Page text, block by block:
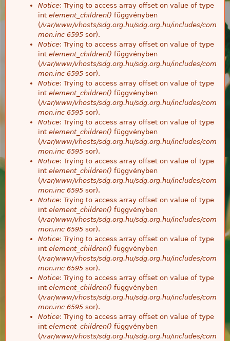
Notice: Trying to access array offset on value of type
int element_children() függvényben
(/var/www/vhosts/sdg.org.hu/sdg.org.hu/includes/com
mon.inc 6595 sor).
Notice: Trying to access array offset on value of type
int element_children() függvényben
(/var/www/vhosts/sdg.org.hu/sdg.org.hu/includes/com
mon.inc 6595 sor).
Notice: Trying to access array offset on value of type
int element_children() függvényben
(/var/www/vhosts/sdg.org.hu/sdg.org.hu/includes/com
mon.inc 6595 sor).
Notice: Trying to access array offset on value of type
int element_children() függvényben
(/var/www/vhosts/sdg.org.hu/sdg.org.hu/includes/com
mon.inc 6595 sor).
Notice: Trying to access array offset on value of type
int element_children() függvényben
(/var/www/vhosts/sdg.org.hu/sdg.org.hu/includes/com
mon.inc 6595 sor).
Notice: Trying to access array offset on value of type
int element_children() függvényben
(/var/www/vhosts/sdg.org.hu/sdg.org.hu/includes/com
mon.inc 6595 sor).
Notice: Trying to access array offset on value of type
int element_children() függvényben
(/var/www/vhosts/sdg.org.hu/sdg.org.hu/includes/com
mon.inc 6595 sor).
Notice: Trying to access array offset on value of type
int element_children() függvényben
(/var/www/vhosts/sdg.org.hu/sdg.org.hu/includes/com
mon.inc 6595 sor).
Notice: Trying to access array offset on value of type
int element_children() függvényben
(/var/www/vhosts/sdg.org.hu/sdg.org.hu/includes/com